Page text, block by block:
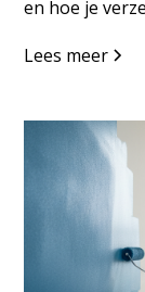
en hoe je
Lees meer